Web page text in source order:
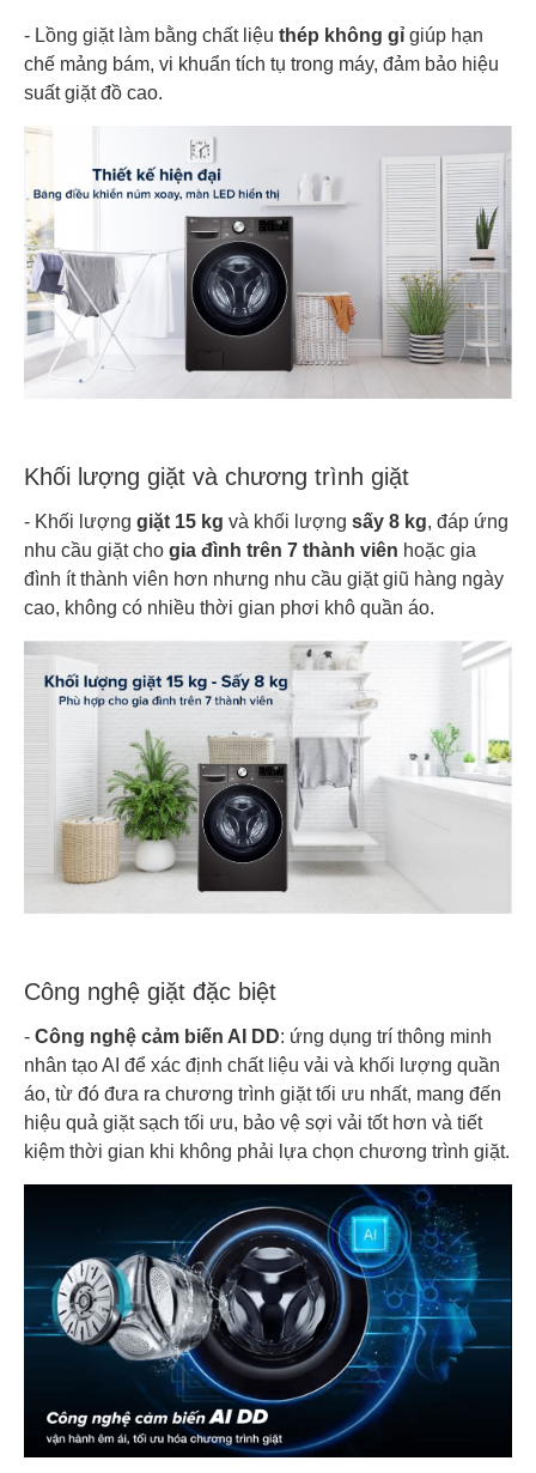
- Lồng giặt làm bằng chất liệu thép không gỉ giúp hạn
chế mảng bám, vi khuẩn tích tụ trong máy, đảm bảo hiệu
suất giặt đồ cao.
Khối lượng giặt và chương trình giặt
- Khối lượng giặt 15 kg và khối lượng sấy 8 kg, đáp ứng
nhu cầu giặt cho gia đình trên 7 thành viên hoặc gia
đình ít thành viên hơn nhưng nhu cầu giặt giũ hàng ngày
cao, không có nhiều thời gian phơi khô quần áo.
Công nghệ giặt đặc biệt
- Công nghệ cảm biến AI DD: ứng dụng trí thông minh
nhân tạo AI để xác định chất liệu vải và khối lượng quần
áo, từ đó đưa ra chương trình giặt tối ưu nhất, mang đến
hiệu quả giặt sạch tối ưu, bảo vệ sợi vải tốt hơn và tiết
kiệm thời gian khi không phải lựa chọn chương trình giặt.